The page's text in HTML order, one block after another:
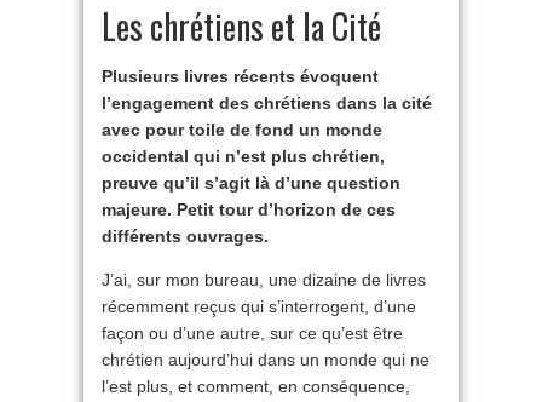
Les chrétiens et la Cité
Plusieurs livres récents évoquent
l’engagement des chrétiens dans la cité
avec pour toile de fond un monde
occidental qui n’est plus chrétien,
preuve qu’il s’agit là d’une question
majeure. Petit tour d’horizon de ces
différents ouvrages.
J’ai, sur mon bureau, une dizaine de livres
récemment reçus qui s’interrogent, d’une
façon ou d’une autre, sur ce qu’est être
chrétien aujourd’hui dans un monde qui ne
l’est plus, et comment, en conséquence,